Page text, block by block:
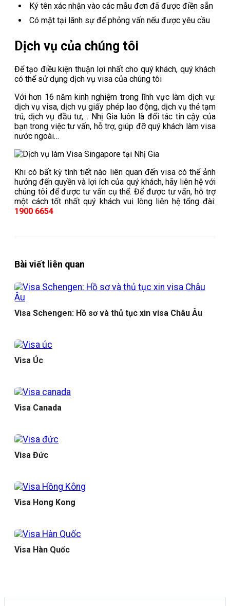
Ký tên xác nhận vào các mẫu đơn đã được điền sẵn
Có mặt tại lãnh sự để phỏng vấn nếu được yêu cầu
Dịch vụ của chúng tôi
Để tạo điều kiện thuận lợi nhất cho quý khách, quý khách
có thể sử dụng dịch vụ visa của chúng tôi
Với hơn 16 năm kinh nghiệm trong lĩnh vực làm dịch vụ:
dịch vụ visa, dịch vụ giấy phép lao động, dịch vụ thẻ tạm
trú, dịch vụ đầu tư,… Nhị Gia luôn là đối tác tin cậy của
bạn trong việc tư vấn, hỗ trợ, giúp đỡ quý khách làm visa
nước ngoài…
Khi có bất kỳ tình tiết nào liên quan đến visa có thể ảnh
hưởng đến quyền và lợi ích của quý khách, hãy liên hệ với
chúng tôi để được tư vấn cụ thể. Để được tư vấn, hỗ trợ
một cách tốt nhất quý khách vui lòng liên hệ tổng đài:
1900 6654
Bài viết liên quan
Visa Schengen: Hồ sơ và thủ tục xin visa Châu Âu
Visa Úc
Visa Canada
Visa Đức
Visa Hong Kong
Visa Hàn Quốc